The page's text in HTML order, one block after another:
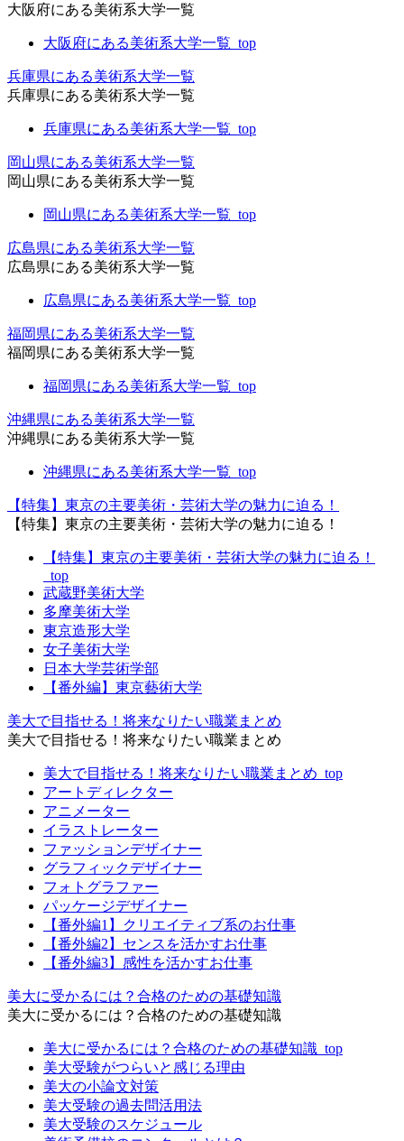
大阪府にある美術系大学一覧
大阪府にある美術系大学一覧_top
兵庫県にある美術系大学一覧
兵庫県にある美術系大学一覧
兵庫県にある美術系大学一覧_top
岡山県にある美術系大学一覧
岡山県にある美術系大学一覧
岡山県にある美術系大学一覧_top
広島県にある美術系大学一覧
広島県にある美術系大学一覧
広島県にある美術系大学一覧_top
福岡県にある美術系大学一覧
福岡県にある美術系大学一覧
福岡県にある美術系大学一覧_top
沖縄県にある美術系大学一覧
沖縄県にある美術系大学一覧
沖縄県にある美術系大学一覧_top
【特集】東京の主要美術・芸術大学の魅力に迫る！
【特集】東京の主要美術・芸術大学の魅力に迫る！
【特集】東京の主要美術・芸術大学の魅力に迫る！
_top
武蔵野美術大学
多摩美術大学
東京造形大学
女子美術大学
日本大学芸術学部
【番外編】東京藝術大学
美大で目指せる！将来なりたい職業まとめ
美大で目指せる！将来なりたい職業まとめ
美大で目指せる！将来なりたい職業まとめ_top
アートディレクター
アニメーター
イラストレーター
ファッションデザイナー
グラフィックデザイナー
フォトグラファー
パッケージデザイナー
【番外編1】クリエイティブ系のお仕事
【番外編2】センスを活かすお仕事
【番外編3】感性を活かすお仕事
美大に受かるには？合格のための基礎知識
美大に受かるには？合格のための基礎知識
美大に受かるには？合格のための基礎知識_top
美大受験がつらいと感じる理由
美大の小論文対策
美大受験の過去問活用法
美大受験のスケジュール